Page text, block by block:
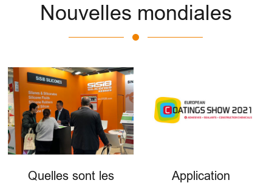
Nouvelles mondiales
Quelles sont les
Application